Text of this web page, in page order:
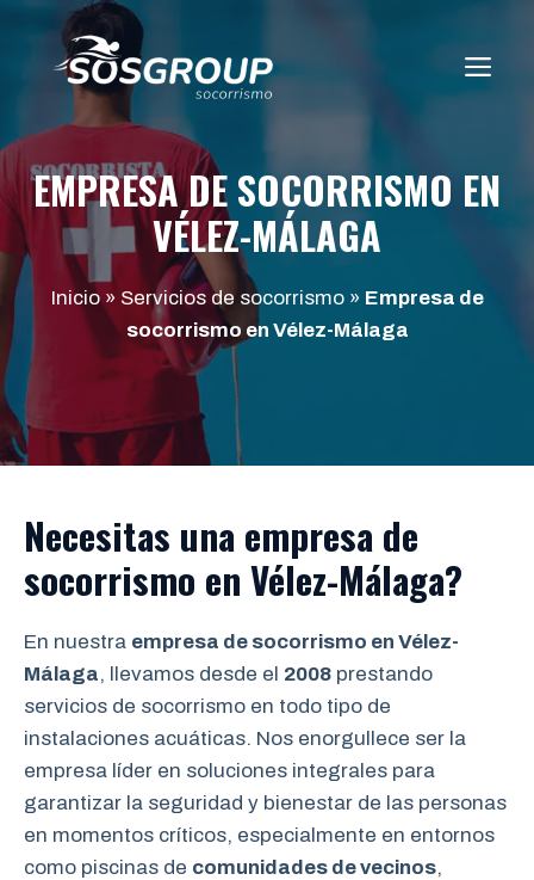
contenido
EMPRESA DE SOCORRISMO EN
VÉLEZ-MÁLAGA
Inicio» Servicios de socorrismo» Empresa de
socorrismo en Vélez-Málaga
Necesitas una empresa de
socorrismo en Vélez-Málaga?
En nuestra empresa de socorrismo en Vélez-
Málaga, llevamos desde el 2008 prestando
servicios de socorrismo en todo tipo de
instalaciones acuáticas. Nos enorgullece ser la
empresa líder en soluciones integrales para
garantizar la seguridad y bienestar de las personas
en momentos críticos, especialmente en entornos
como piscinas de comunidades de vecinos,